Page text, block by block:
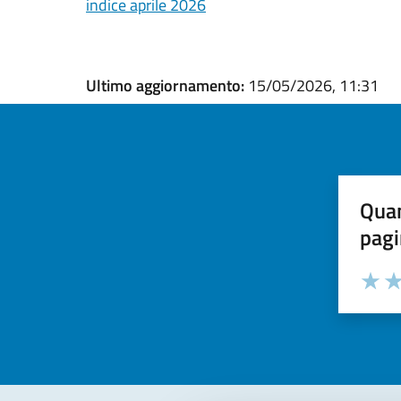
indice aprile 2026
Ultimo aggiornamento: 15/05/2026, 11:31
Valuta